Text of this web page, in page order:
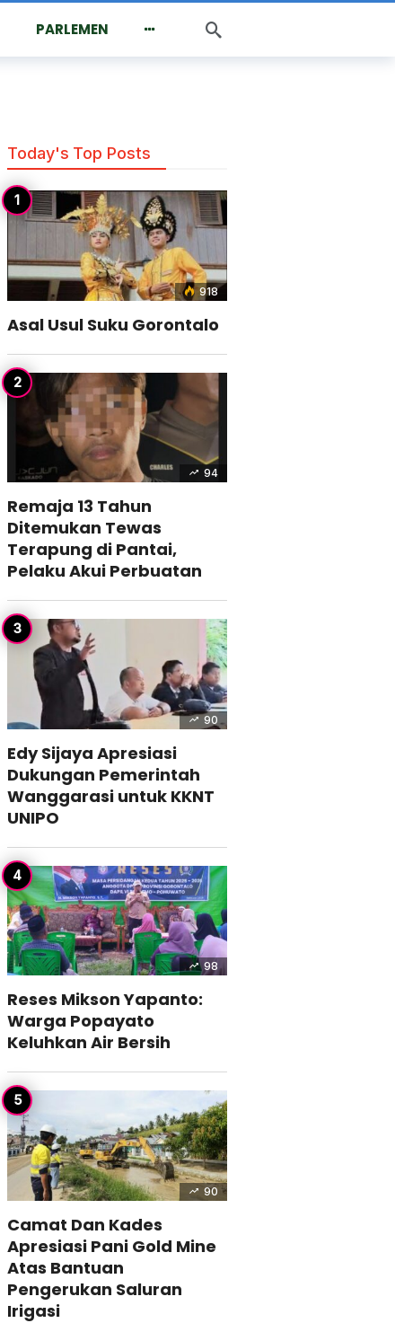
PARLEMEN
Today's Top Posts
918
Asal Usul Suku Gorontalo
94
Remaja 13 Tahun
Ditemukan Tewas
Terapung di Pantai,
Pelaku Akui Perbuatan
90
Edy Sijaya Apresiasi
Dukungan Pemerintah
Wanggarasi untuk KKNT
UNIPO
98
Reses Mikson Yapanto:
Warga Popayato
Keluhkan Air Bersih
90
Camat Dan Kades
Apresiasi Pani Gold Mine
Atas Bantuan
Pengerukan Saluran
Irigasi